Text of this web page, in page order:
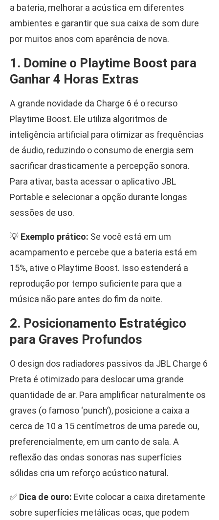
a bateria, melhorar a acústica em diferentes
ambientes e garantir que sua caixa de som dure
por muitos anos com aparência de nova.
1. Domine o Playtime Boost para
Ganhar 4 Horas Extras
A grande novidade da Charge 6 é o recurso
Playtime Boost. Ele utiliza algoritmos de
inteligência artificial para otimizar as frequências
de áudio, reduzindo o consumo de energia sem
sacrificar drasticamente a percepção sonora.
Para ativar, basta acessar o aplicativo JBL
Portable e selecionar a opção durante longas
sessões de uso.
💡 Exemplo prático: Se você está em um
acampamento e percebe que a bateria está em
15%, ative o Playtime Boost. Isso estenderá a
reprodução por tempo suficiente para que a
música não pare antes do fim da noite.
2. Posicionamento Estratégico
para Graves Profundos
O design dos radiadores passivos da JBL Charge 6
Preta é otimizado para deslocar uma grande
quantidade de ar. Para amplificar naturalmente os
graves (o famoso ‘punch’), posicione a caixa a
cerca de 10 a 15 centímetros de uma parede ou,
preferencialmente, em um canto de sala. A
reflexão das ondas sonoras nas superfícies
sólidas cria um reforço acústico natural.
✅ Dica de ouro: Evite colocar a caixa diretamente
sobre superfícies metálicas ocas, que podem